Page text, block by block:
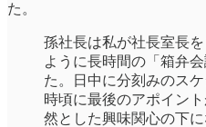
た。
孫社長は私が社長室長
ように長時間の「箱弁
た。日中に分刻みのス
時頃に最後のアポイン
然とした興味関心の下